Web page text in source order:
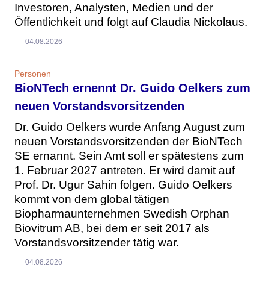
Investoren, Analysten, Medien und der
Öffentlichkeit und folgt auf Claudia Nickolaus.
04.08.2026
Personen
BioNTech ernennt Dr. Guido Oelkers zum
neuen Vorstandsvorsitzenden
Dr. Guido Oelkers wurde Anfang August zum
neuen Vorstandsvorsitzenden der BioNTech
SE ernannt. Sein Amt soll er spätestens zum
1. Februar 2027 antreten. Er wird damit auf
Prof. Dr. Ugur Sahin folgen. Guido Oelkers
kommt von dem global tätigen
Biopharmaunternehmen Swedish Orphan
Biovitrum AB, bei dem er seit 2017 als
Vorstandsvorsitzender tätig war.
04.08.2026